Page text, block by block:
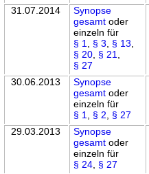
31.07.2014
Synopse
gesamt oder
einzeln für
§ 1
§ 3 § 13
§ 20 § 21
§ 27
30.06.2013
Synopse
gesamt oder
einzeln für
§ 1
§ 2 § 27
29.03.2013
Synopse
gesamt oder
einzeln für
§ 24 § 27